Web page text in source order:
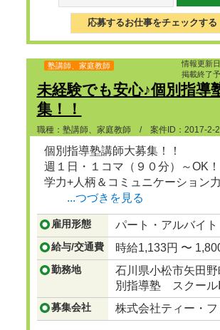
応募するお仕事をチェックする
情報更新
掲載終了
塾講師、家庭教師
未経験でも安心♪個別指導
集！！
職種：塾講師、家庭教師 / 案件ID：2017-2-2
個別指導塾講師大募集！！
週１日・１コマ（９０分）～OK！
学力+人柄＆コミュニケーション力
...つづきを見る
雇用形態 パート・アルバイト
給与/交通費 時給1,133円 〜
勤務地
石川県小松市矢田野
別指導塾 スクール
募集会社 株式会社ティー・